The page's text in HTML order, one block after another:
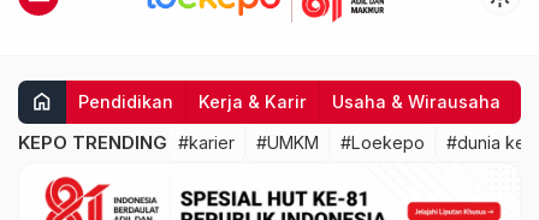
home Pendidikan Kerja & Karir Usaha & Wirausaha
KEPO TRENDING #karier #UMKM #Loekepo #dunia